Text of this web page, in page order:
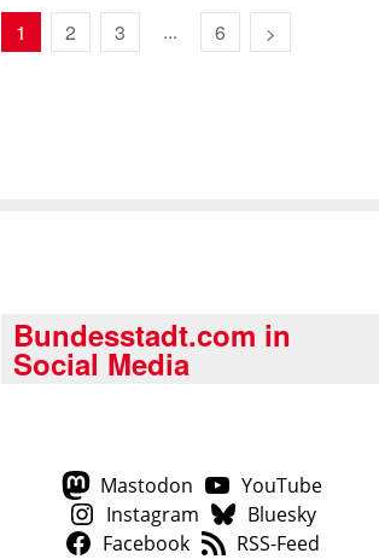
1 2 3 ... 6
Bundesstadt.com in
Social Media
Mastodon
YouTube
Instagram
Bluesky
Facebook
RSS-Feed